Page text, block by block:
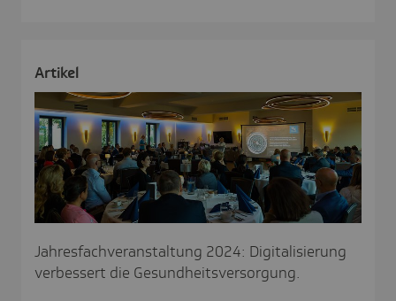
Artikel
Jahresfachveranstaltung 2024: Digitalisierung
verbessert die Gesundheitsversorgung.